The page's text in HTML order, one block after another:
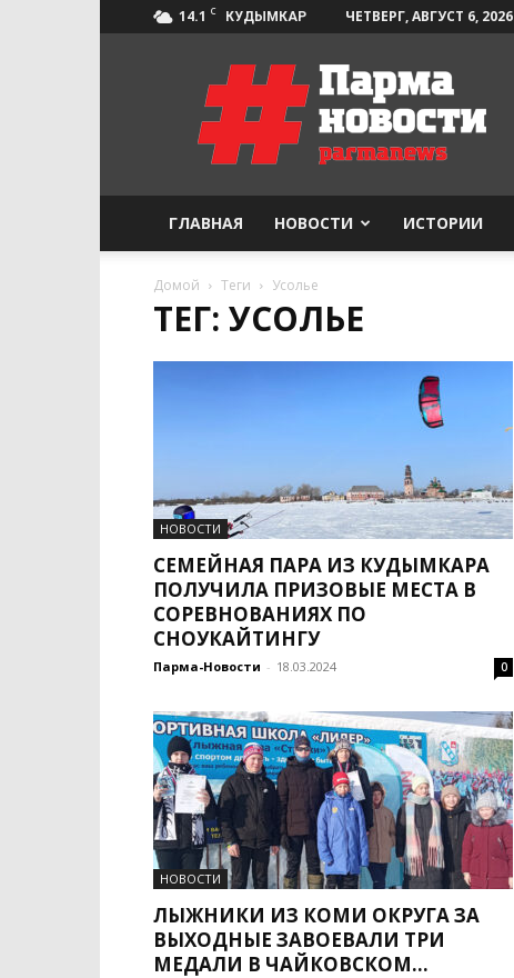
14.1 C КУДЫМКАР ЧЕТВЕРГ, АВГУСТ 6, 2026
Парма-
Новости
ГЛАВНАЯ НОВОСТИ ИСТОРИИ
Домой Теги Усолье
ТЕГ: УСОЛЬЕ
НОВОСТИ
СЕМЕЙНАЯ ПАРА ИЗ КУДЫМКАРА
ПОЛУЧИЛА ПРИЗОВЫЕ МЕСТА В
СОРЕВНОВАНИЯХ ПО
СНОУКАЙТИНГУ
Парма-Новости - 18.03.2024 0
НОВОСТИ
ЛЫЖНИКИ ИЗ КОМИ ОКРУГА ЗА
ВЫХОДНЫЕ ЗАВОЕВАЛИ ТРИ
МЕДАЛИ В ЧАЙКОВСКОМ...